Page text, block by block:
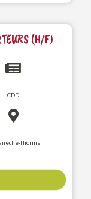
(H/F)
CDD
Thorins